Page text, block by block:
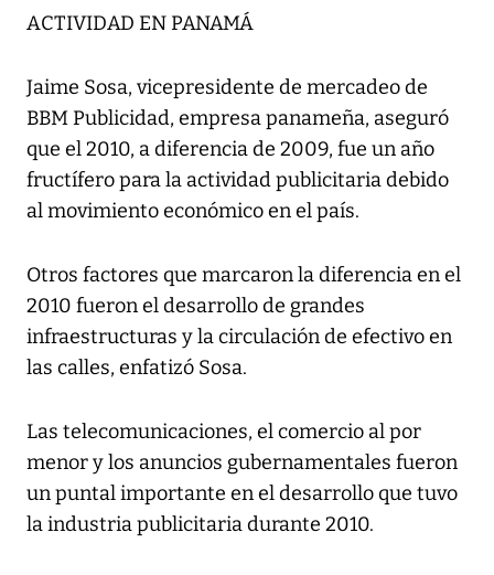
ACTIVIDAD EN PANAMÁ
Jaime Sosa, vicepresidente de mercadeo de
BBM Publicidad, empresa panameña, aseguró
que el 2010, a diferencia de 2009, fue un año
fructífero para la actividad publicitaria debido
al movimiento económico en el país.
Otros factores que marcaron la diferencia en el
2010 fueron el desarrollo de grandes
infraestructuras y la circulación de efectivo en
las calles, enfatizó Sosa.
Las telecomunicaciones, el comercio al por
menor y los anuncios gubernamentales fueron
un puntal importante en el desarrollo que tuvo
la industria publicitaria durante 2010.